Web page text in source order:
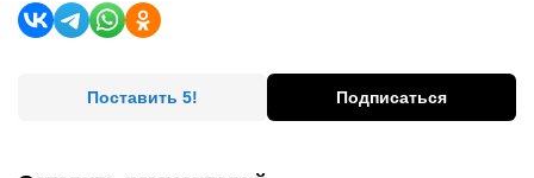
Поставить 5! Подписаться